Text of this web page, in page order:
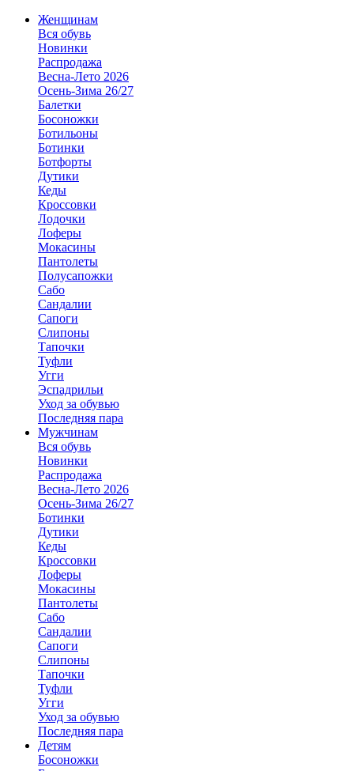
Женщинам
Вся обувь
Новинки
Распродажа
Весна-Лето 2026
Осень-Зима 26/27
Балетки
Босоножки
Ботильоны
Ботинки
Ботфорты
Дутики
Кеды
Кроссовки
Лодочки
Лоферы
Мокасины
Пантолеты
Полусапожки
Сабо
Сандалии
Сапоги
Слипоны
Тапочки
Туфли
Угги
Эспадрильи
Уход за обувью
Последняя пара
Мужчинам
Вся обувь
Новинки
Распродажа
Весна-Лето 2026
Осень-Зима 26/27
Ботинки
Дутики
Кеды
Кроссовки
Лоферы
Мокасины
Пантолеты
Сабо
Сандалии
Сапоги
Слипоны
Тапочки
Туфли
Угги
Уход за обувью
Последняя пара
Детям
Босоножки